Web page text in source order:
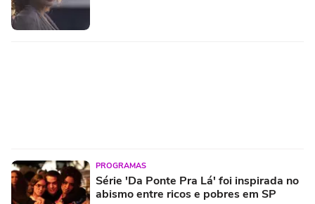
PROGRAMAS
Série 'Da Ponte Pra Lá' foi inspirada no
abismo entre ricos e pobres em SP